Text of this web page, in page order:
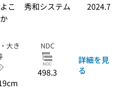
こ
秀和システム 2024.7
大き
NDC
498.3
詳細を見
る